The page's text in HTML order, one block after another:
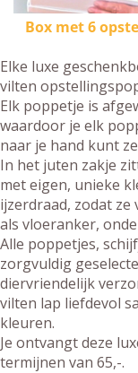
Box met 6
Elke luxe
vilten
Elk poppetje is
waardoor je elk
naar je hand kunt
In het juten zakje
met eigen, unieke
ijzerdraad, zodat ze
als vloeranker,
Alle poppetjes,
zorgvuldig
diervriendelijk
vilten lap liefdevol
kleuren.
Je ontvangt deze
termijnen van 65,-.